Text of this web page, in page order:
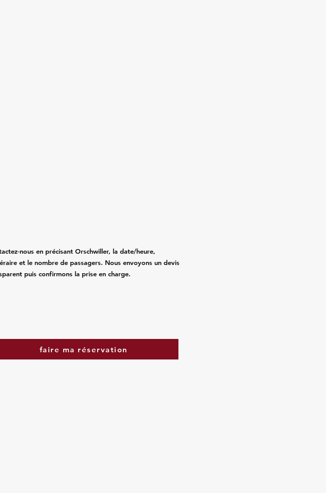
en précisant Orschwiller, la date/heure,
et le nombre de passagers. Nous envoyons un devis
puis confirmons la prise en charge.
faire ma réservation